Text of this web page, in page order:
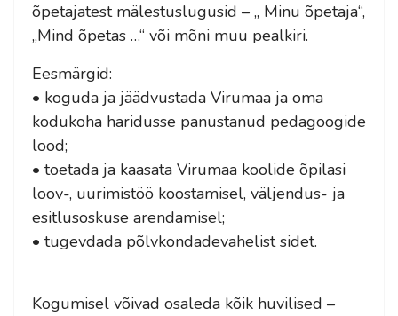
õpetajatest mälestuslugusid – „ Minu õpetaja“,
„Mind õpetas …“ või mõni muu pealkiri.
Eesmärgid:
• koguda ja jäädvustada Virumaa ja oma
kodukoha haridusse panustanud pedagoogide
lood;
• toetada ja kaasata Virumaa koolide õpilasi
loov-, uurimistöö koostamisel, väljendus- ja
esitlusoskuse arendamisel;
• tugevdada põlvkondadevahelist sidet.
Kogumisel võivad osaleda kõik huvilised –